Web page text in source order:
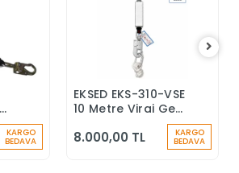
KARGO
BEDAVA
Sepete Ekle
EKSED EKS-310-VSE
10 Metre Viraj Geri
Durdurucu
8.000,00 TL KARGO
BEDAVA